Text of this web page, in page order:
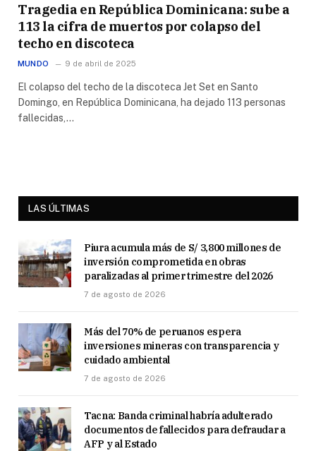
Tragedia en República Dominicana: sube a
113 la cifra de muertos por colapso del
techo en discoteca
MUNDO 9 de abril de 2025
El colapso del techo de la discoteca Jet Set en Santo
Domingo, en República Dominicana, ha dejado 113 personas
fallecidas,…
LAS ÚLTIMAS
Piura acumula más de S/ 3,800 millones de
inversión comprometida en obras
paralizadas al primer trimestre del 2026
7 de agosto de 2026
Más del 70% de peruanos espera
inversiones mineras con transparencia y
cuidado ambiental
7 de agosto de 2026
Tacna: Banda criminal habría adulterado
documentos de fallecidos para defraudar a
AFP y al Estado